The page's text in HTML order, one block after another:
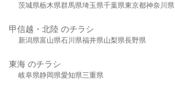
茨城県栃木県群馬県埼玉県千葉県東京都神奈川県
甲信越・北陸 のチラシ
新潟県富山県石川県福井県山梨県長野県
東海 のチラシ
岐阜県静岡県愛知県三重県